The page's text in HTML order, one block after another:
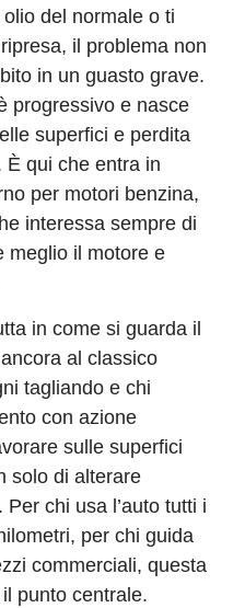
del normale o ti
il problema non
in un guasto grave.
progressivo e nasce
superfici e perdita
qui che entra in
per motori benzina,
interessa sempre di
meglio il motore e
in come si guarda il
al classico
tagliando e chi
con azione
sulle superfici
solo di alterare
chi usa l’auto tutti i
per chi guida
commerciali, questa
punto centrale.